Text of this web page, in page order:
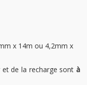
x 14m ou 4,2mm x
de la recharge sont à